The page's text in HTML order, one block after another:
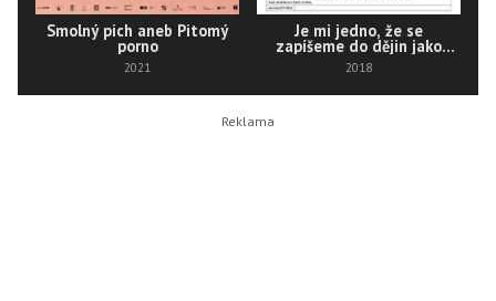
Smolný pich aneb Pitomý
porno
2021
Je mi jedno, že se
zapíšeme do dějin jako
barbaři
2018